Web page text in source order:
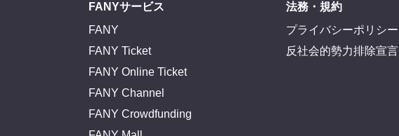
FANYサービス
FANY
FANY Ticket
FANY Online Ticket
FANY Channel
FANY Crowdfunding
法務・規約
プライバシーポリシー
反社会的勢力排除宣言